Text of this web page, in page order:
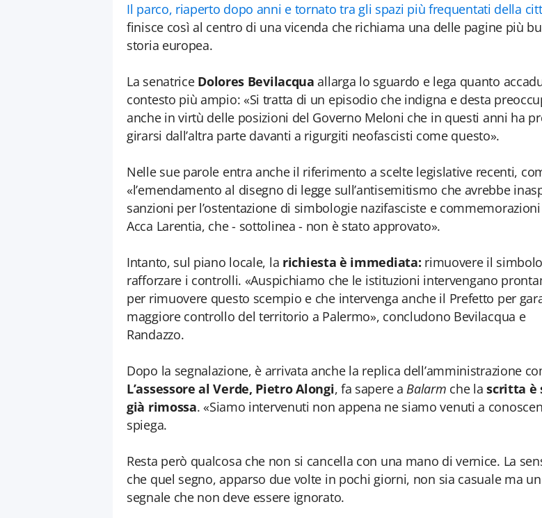
Il parco, riaperto dopo anni e tornato tra gli spazi più frequentati della
finisce così al centro di una vicenda che richiama una delle pagine più
storia europea.
La senatrice Dolores Bevilacqua allarga lo sguardo e lega quanto
contesto più ampio: «Si tratta di un episodio che indigna e desta
anche in virtù delle posizioni del Governo Meloni che in questi anni ha
girarsi dall’altra parte davanti a rigurgiti neofascisti come questo».
Nelle sue parole entra anche il riferimento a scelte legislative recenti,
«l’emendamento al disegno di legge sull’antisemitismo che avrebbe
sanzioni per l’ostentazione di simbologie nazifasciste e
Acca Larentia, che - sottolinea - non è stato approvato».
Intanto, sul piano locale, la richiesta è immediata: rimuovere il
rafforzare i controlli. «Auspichiamo che le istituzioni intervengano
per rimuovere questo scempio e che intervenga anche il Prefetto per
maggiore controllo del territorio a Palermo», concludono Bevilacqua e
Randazzo.
Dopo la segnalazione, è arrivata anche la replica dell’amministrazione
L’assessore al Verde, Pietro Alongi, fa sapere aBalarm che lascritta è
già rimossa. «Siamo intervenuti non appena ne siamo venuti a
spiega.
Resta però qualcosa che non si cancella con una mano di vernice. La
che quel segno, apparso due volte in pochi giorni, non sia casuale ma un
segnale che non deve essere ignorato.